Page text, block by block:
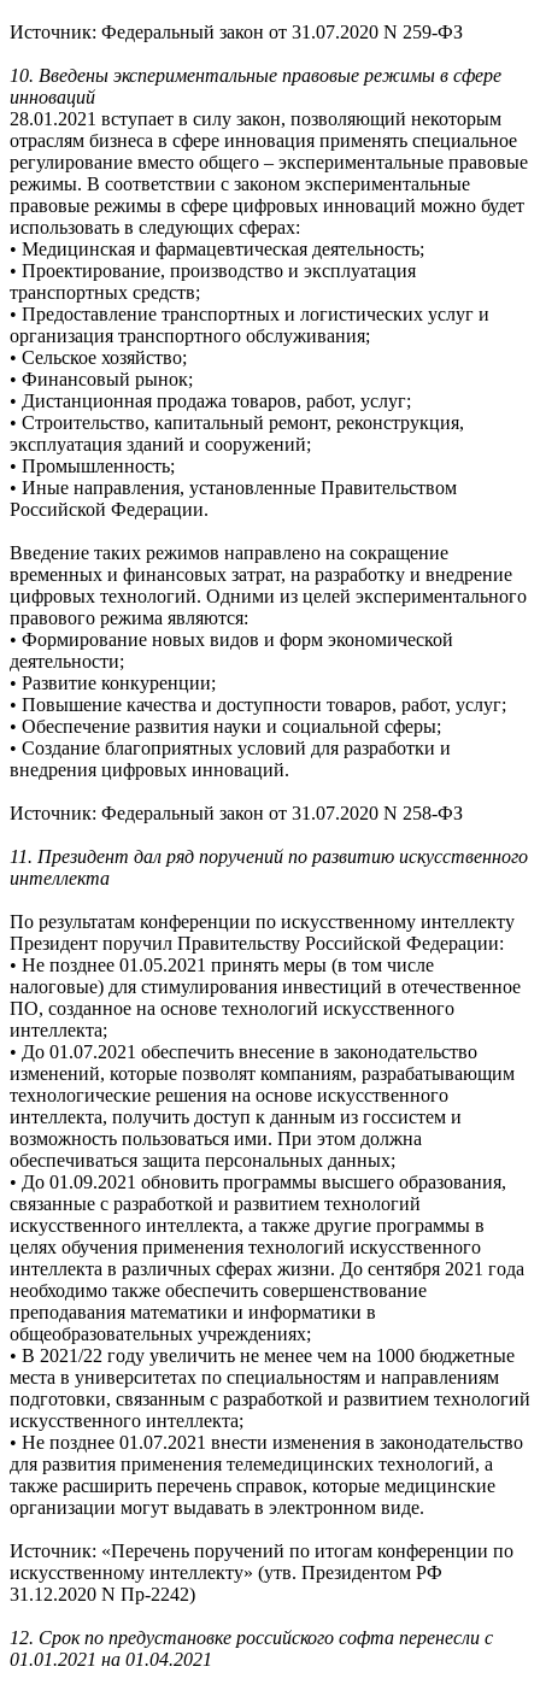
Источник: Федеральный закон от 31.07.2020 N 259-ФЗ
10. Введены экспериментальные правовые режимы в сфере
инноваций
28.01.2021 вступает в силу закон, позволяющий некоторым
отраслям бизнеса в сфере инновация применять специальное
регулирование вместо общего – экспериментальные правовые
режимы. В соответствии с законом экспериментальные
правовые режимы в сфере цифровых инноваций можно будет
использовать в следующих сферах:
• Медицинская и фармацевтическая деятельность;
• Проектирование, производство и эксплуатация
транспортных средств;
• Предоставление транспортных и логистических услуг и
организация транспортного обслуживания;
• Сельское хозяйство;
• Финансовый рынок;
• Дистанционная продажа товаров, работ, услуг;
• Строительство, капитальный ремонт, реконструкция,
эксплуатация зданий и сооружений;
• Промышленность;
• Иные направления, установленные Правительством
Российской Федерации.
Введение таких режимов направлено на сокращение
временных и финансовых затрат, на разработку и внедрение
цифровых технологий. Одними из целей экспериментального
правового режима являются:
• Формирование новых видов и форм экономической
деятельности;
• Развитие конкуренции;
• Повышение качества и доступности товаров, работ, услуг;
• Обеспечение развития науки и социальной сферы;
• Создание благоприятных условий для разработки и
внедрения цифровых инноваций.
Источник: Федеральный закон от 31.07.2020 N 258-ФЗ
11. Президент дал ряд поручений по развитию искусственного
интеллекта
По результатам конференции по искусственному интеллекту
Президент поручил Правительству Российской Федерации:
• Не позднее 01.05.2021 принять меры (в том числе
налоговые) для стимулирования инвестиций в отечественное
ПО, созданное на основе технологий искусственного
интеллекта;
• До 01.07.2021 обеспечить внесение в законодательство
изменений, которые позволят компаниям, разрабатывающим
технологические решения на основе искусственного
интеллекта, получить доступ к данным из госсистем и
возможность пользоваться ими. При этом должна
обеспечиваться защита персональных данных;
• До 01.09.2021 обновить программы высшего образования,
связанные с разработкой и развитием технологий
искусственного интеллекта, а также другие программы в
целях обучения применения технологий искусственного
интеллекта в различных сферах жизни. До сентября 2021 года
необходимо также обеспечить совершенствование
преподавания математики и информатики в
общеобразовательных учреждениях;
• В 2021/22 году увеличить не менее чем на 1000 бюджетные
места в университетах по специальностям и направлениям
подготовки, связанным с разработкой и развитием технологий
искусственного интеллекта;
• Не позднее 01.07.2021 внести изменения в законодательство
для развития применения телемедицинских технологий, а
также расширить перечень справок, которые медицинские
организации могут выдавать в электронном виде.
Источник: «Перечень поручений по итогам конференции по
искусственному интеллекту» (утв. Президентом РФ
31.12.2020 N Пр-2242)
12. Срок по предустановке российского софта перенесли с
01.01.2021 на 01.04.2021